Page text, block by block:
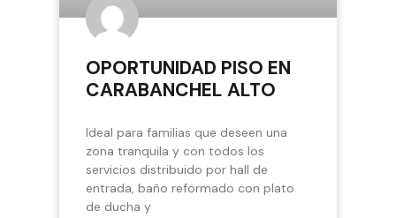
OPORTUNIDAD PISO EN
CARABANCHEL ALTO
Ideal para familias que deseen una
zona tranquila y con todos los
servicios distribuido por hall de
entrada, baño reformado con plato
de ducha y